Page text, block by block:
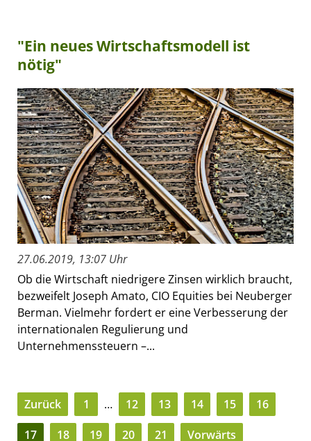
"Ein neues Wirtschaftsmodell ist
nötig"
27.06.2019, 13:07 Uhr
Ob die Wirtschaft niedrigere Zinsen wirklich braucht,
bezweifelt Joseph Amato, CIO Equities bei Neuberger
Berman. Vielmehr fordert er eine Verbesserung der
internationalen Regulierung und
Unternehmenssteuern –...
Zurück 1 … 12 13 14 15
16
17
18 19 20 21 Vorwärts